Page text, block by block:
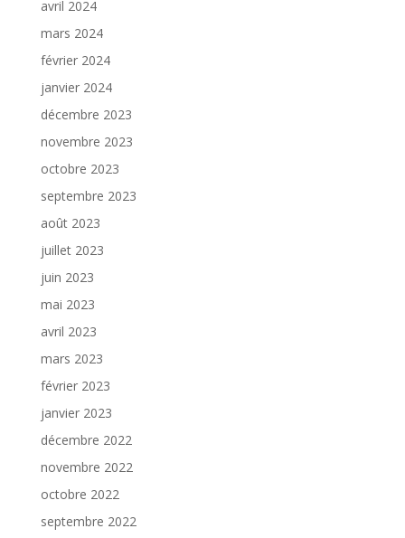
avril 2024
mars 2024
février 2024
janvier 2024
décembre 2023
novembre 2023
octobre 2023
septembre 2023
août 2023
juillet 2023
juin 2023
mai 2023
avril 2023
mars 2023
février 2023
janvier 2023
décembre 2022
novembre 2022
octobre 2022
septembre 2022